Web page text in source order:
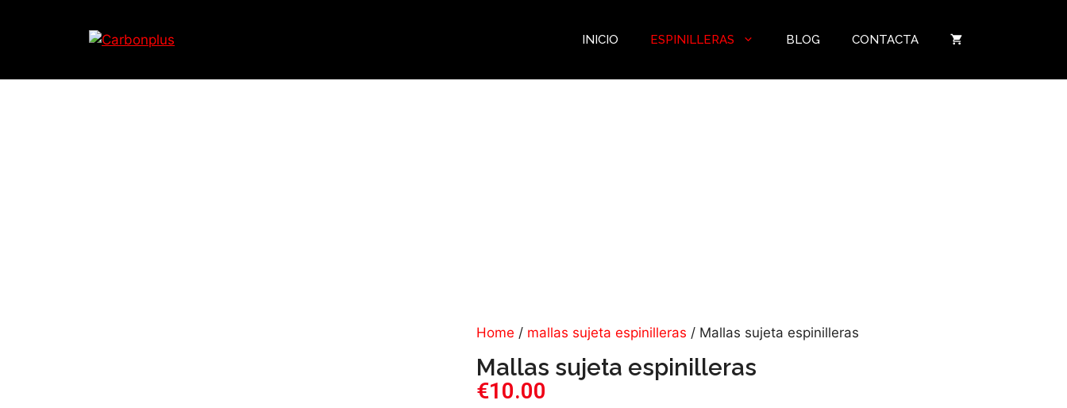
INICIO ESPINILLERAS BLOG CONTACTA
Home / mallas sujeta espinilleras / Mallas sujeta espinilleras
Mallas sujeta espinilleras
€10.00